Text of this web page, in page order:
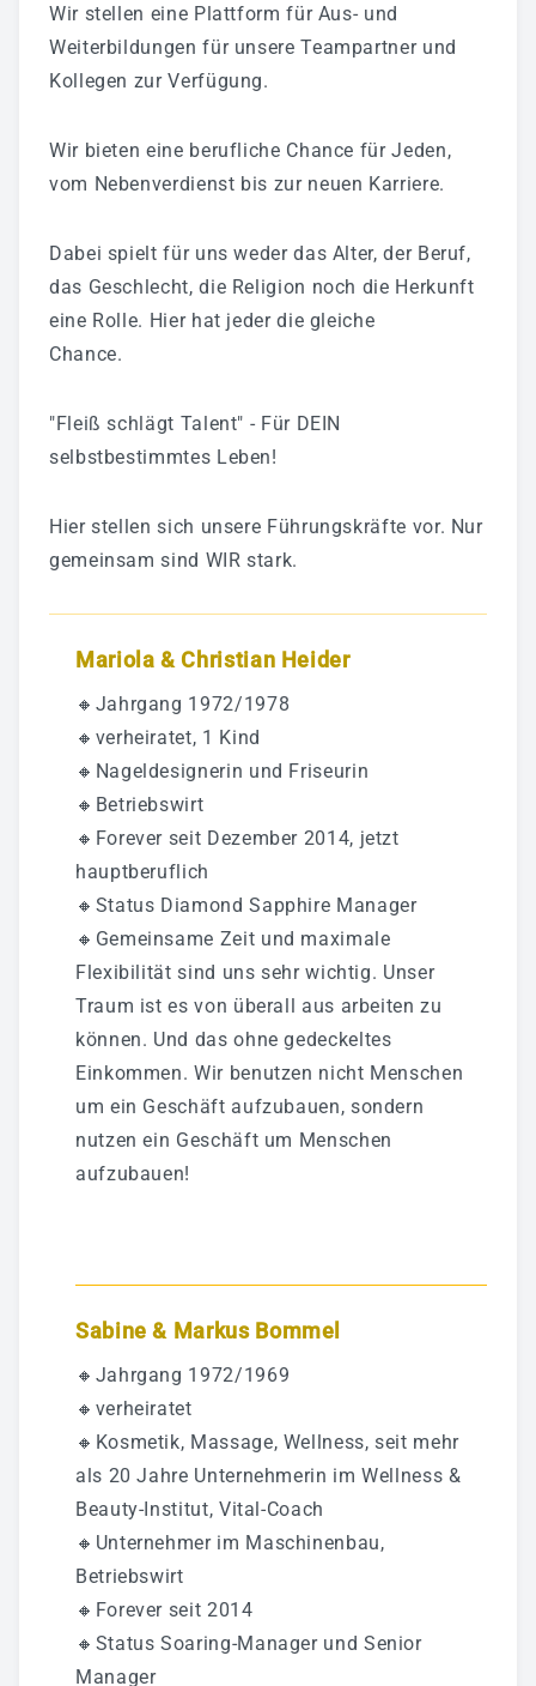
Wir stellen eine Plattform für Aus- und
Weiterbildungen für unsere Teampartner und
Kollegen zur Verfügung.
Wir bieten eine berufliche Chance für Jeden,
vom Nebenverdienst bis zur neuen Karriere.
Dabei spielt für uns weder das Alter, der Beruf,
das Geschlecht, die Religion noch die Herkunft
eine Rolle. Hier hat jeder die gleiche
Chance.
"Fleiß schlägt Talent" - Für DEIN
selbstbestimmtes Leben!
Hier stellen sich unsere Führungskräfte vor. Nur
gemeinsam sind WIR stark.
Mariola & Christian Heider
🔸Jahrgang 1972/1978
🔸verheiratet, 1 Kind
🔸Nageldesignerin und Friseurin
🔸Betriebswirt
🔸Forever seit Dezember 2014, jetzt
hauptberuflich
🔸Status Diamond Sapphire Manager
🔸Gemeinsame Zeit und maximale
Flexibilität sind uns sehr wichtig. Unser
Traum ist es von überall aus arbeiten zu
können. Und das ohne gedeckeltes
Einkommen. Wir benutzen nicht Menschen
um ein Geschäft aufzubauen, sondern
nutzen ein Geschäft um Menschen
aufzubauen!
Sabine & Markus Bommel
🔸Jahrgang 1972/1969
🔸verheiratet
🔸Kosmetik, Massage, Wellness, seit mehr
als 20 Jahre Unternehmerin im Wellness &
Beauty-Institut, Vital-Coach
🔸Unternehmer im Maschinenbau,
Betriebswirt
🔸Forever seit 2014
🔸Status Soaring-Manager und Senior
Manager